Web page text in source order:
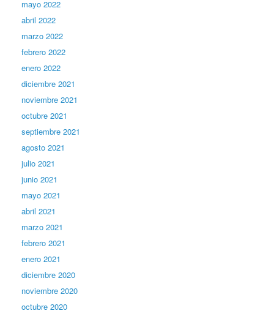
mayo 2022
abril 2022
marzo 2022
febrero 2022
enero 2022
diciembre 2021
noviembre 2021
octubre 2021
septiembre 2021
agosto 2021
julio 2021
junio 2021
mayo 2021
abril 2021
marzo 2021
febrero 2021
enero 2021
diciembre 2020
noviembre 2020
octubre 2020